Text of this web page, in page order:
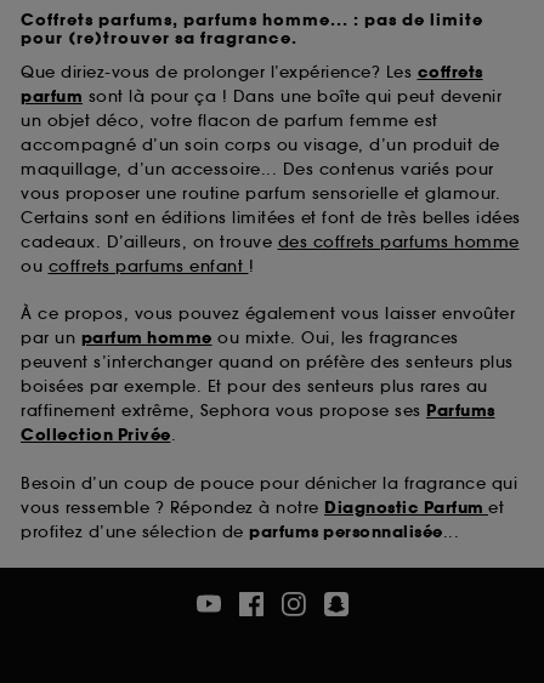
Coffrets parfums, parfums homme... : pas de limite
pour (re)trouver sa fragrance.
Que diriez-vous de prolonger l’expérience? Les coffrets
parfum sont là pour ça ! Dans une boîte qui peut devenir
un objet déco, votre flacon de parfum femme est
accompagné d’un soin corps ou visage, d’un produit de
maquillage, d’un accessoire... Des contenus variés pour
vous proposer une routine parfum sensorielle et glamour.
Certains sont en éditions limitées et font de très belles idées
cadeaux. D’ailleurs, on trouve des coffrets parfums homme
ou coffrets parfums enfant !
À ce propos, vous pouvez également vous laisser envoûter
par un parfum homme ou mixte. Oui, les fragrances
peuvent s’interchanger quand on préfère des senteurs plus
boisées par exemple. Et pour des senteurs plus rares au
raffinement extrême, Sephora vous propose ses Parfums
Collection Privée.
Besoin d’un coup de pouce pour dénicher la fragrance qui
vous ressemble ? Répondez à notre Diagnostic Parfum et
profitez d’une sélection de parfums personnalisée...